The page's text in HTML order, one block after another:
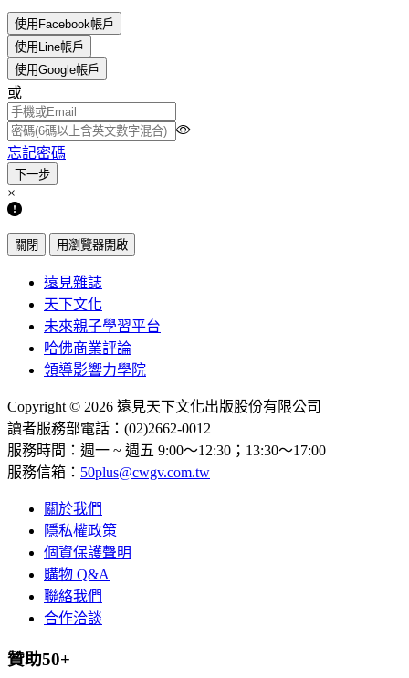
使用Facebook帳戶
使用Line帳戶
使用Google帳戶
或
忘記密碼
×
關閉 用瀏覽器開啟
遠見雜誌
天下文化
未來親子學習平台
哈佛商業評論
領導影響力學院
Copyright © 2026 遠見天下文化出版股份有限公司
讀者服務部電話：(02)2662-0012
服務時間：週一 ~ 週五 9:00～12:30；13:30～17:00
服務信箱： 50plus@cwgv.com.tw
關於我們
隱私權政策
個資保護聲明
購物 Q&A
聯絡我們
合作洽談
贊助50+